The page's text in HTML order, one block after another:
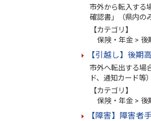
市外から転入する
確認書」（県内の
【カテゴリ】
保険・年金 > 後
【引越し】後期
市外へ転出する場
ド、通知カード等
【カテゴリ】
保険・年金 > 後
【障害】障害者